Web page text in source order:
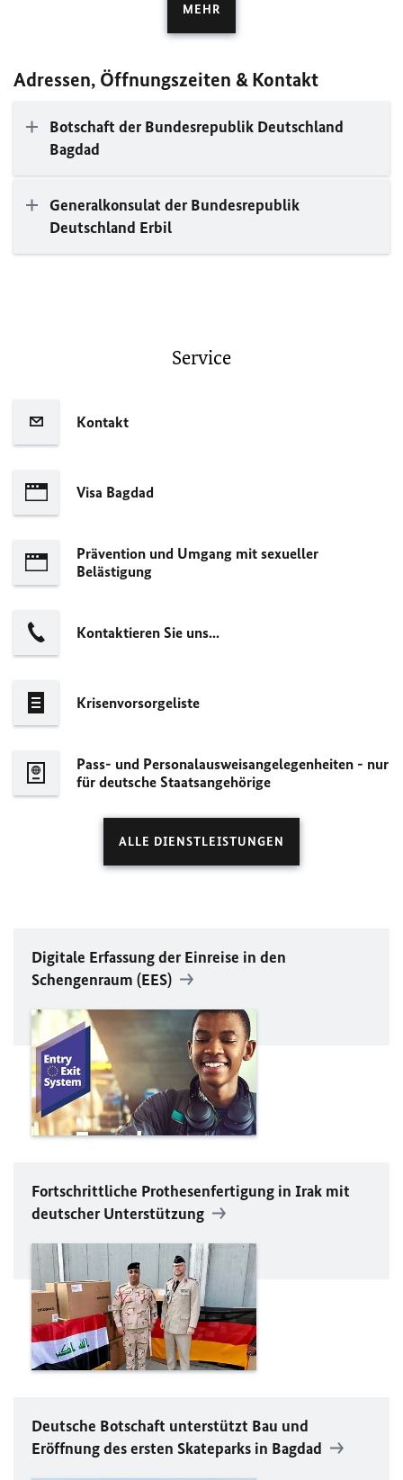
MEHR
Adressen, Öffnungszeiten & Kontakt
Botschaft der Bundesrepublik Deutschland
Bagdad
Generalkonsulat der Bundesrepublik
Deutschland Erbil
Service
Kontakt
Visa Bagdad
Prävention und Umgang mit sexueller
Belästigung
Kontaktieren Sie uns...
Krisenvorsorgeliste
Pass- und Personalausweisangelegenheiten - nur
für deutsche Staatsangehörige
ALLE DIENSTLEISTUNGEN
Digitale Erfassung der Einreise in den
Schengenraum (EES)
Fortschrittliche Prothesenfertigung in Irak mit
deutscher Unterstützung
Deutsche Botschaft unterstützt Bau und
Eröffnung des ersten Skateparks in Bagdad